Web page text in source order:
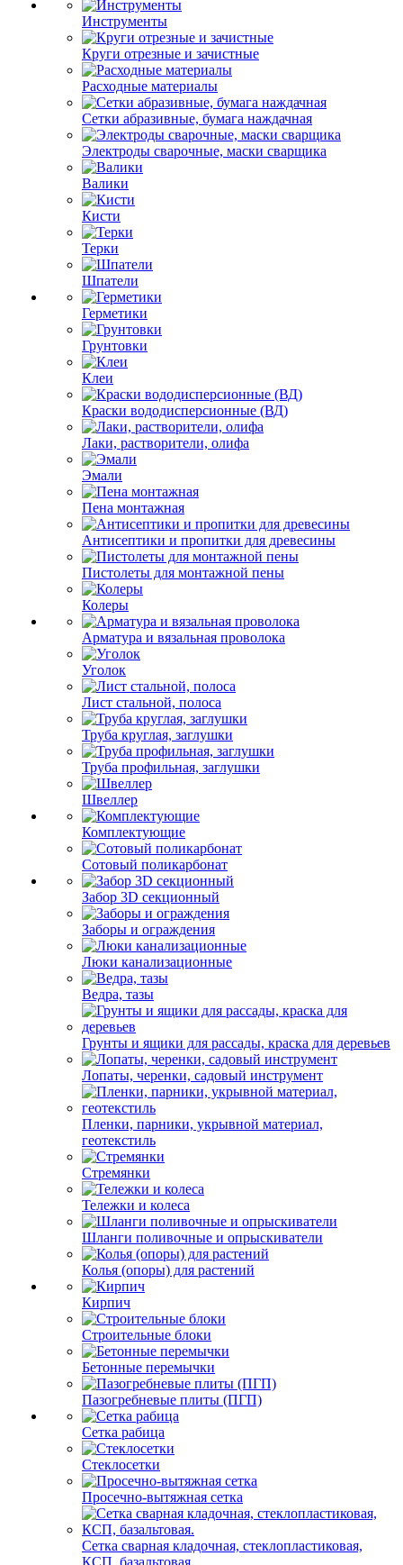
Инструменты
Круги отрезные и зачистные
Расходные материалы
Сетки абразивные, бумага наждачная
Электроды сварочные, маски сварщика
Валики
Кисти
Терки
Шпатели
Герметики
Грунтовки
Клеи
Краски вододисперсионные (ВД)
Лаки, растворители, олифа
Эмали
Пена монтажная
Антисептики и пропитки для древесины
Пистолеты для монтажной пены
Колеры
Арматура и вязальная проволока
Уголок
Лист стальной, полоса
Труба круглая, заглушки
Труба профильная, заглушки
Швеллер
Комплектующие
Сотовый поликарбонат
Забор 3D секционный
Заборы и ограждения
Люки канализационные
Ведра, тазы
Грунты и ящики для рассады, краска для деревьев
Лопаты, черенки, садовый инструмент
Пленки, парники, укрывной материал,
геотекстиль
Стремянки
Тележки и колеса
Шланги поливочные и опрыскиватели
Колья (опоры) для растений
Кирпич
Строительные блоки
Бетонные перемычки
Пазогребневые плиты (ПГП)
Сетка рабица
Стеклосетки
Просечно-вытяжная сетка
Сетка сварная кладочная, стеклопластиковая,
КСП, базальтовая.